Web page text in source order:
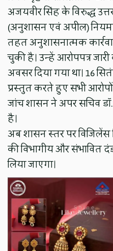
अजयवीर सिंह के विरुद्ध
(अनुशासन एवं अपील)
तहत अनुशासनात्मक
चुकी है। उन्हें आरोपपत्र
अवसर दिया गया था। 16
प्रस्तुत करते हुए सभी
जांच शासन ने अपर सचिव
है।
अब शासन स्तर पर विजिलेंस
की विभागीय और संभावित
लिया जाएगा।